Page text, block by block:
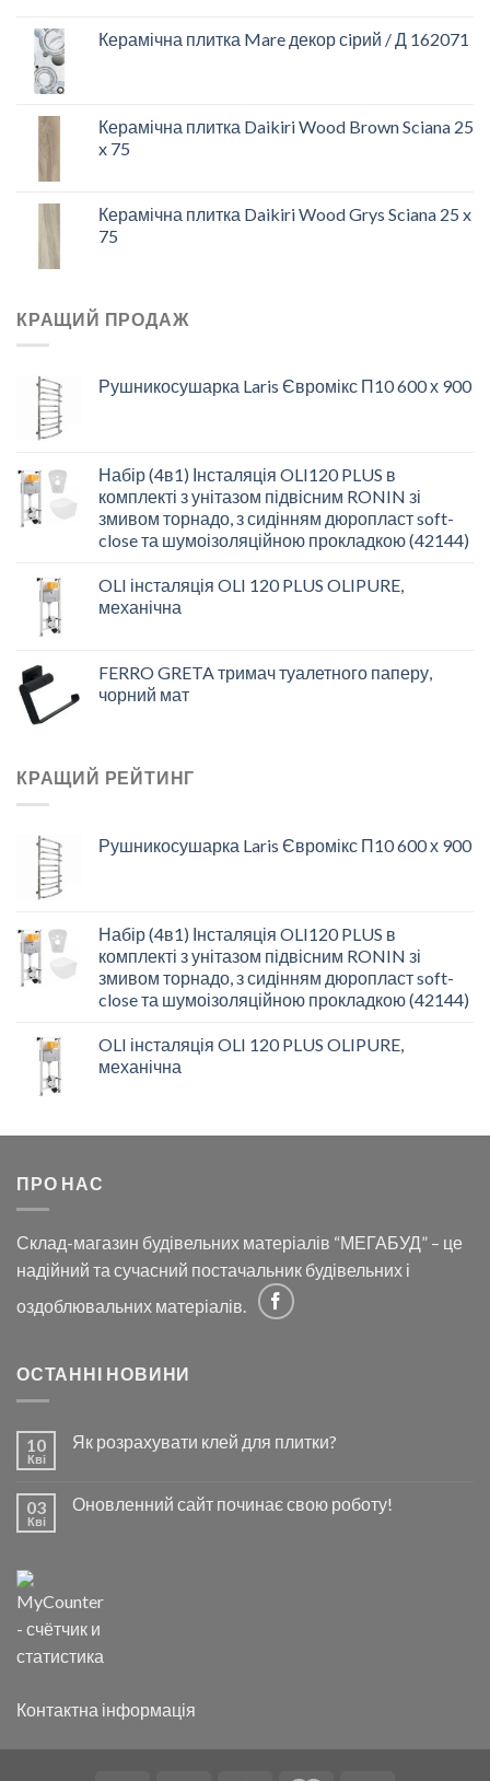
Керамічна плитка Mare декор сiрий / Д 162071
Керамічна плитка Daikiri Wood Brown Sciana 25
x 75
Керамічна плитка Daikiri Wood Grys Sciana 25 x
75
КРАЩИЙ ПРОДАЖ
Рушникосушарка Laris Євромікс П10 600 х 900
Набір (4в1) Інсталяція OLI120 PLUS в
комплекті з унітазом підвісним RONIN зі
змивом торнадо, з сидінням дюропласт soft-
close та шумоізоляційною прокладкою (42144)
OLI інсталяція OLI 120 PLUS OLIPURE,
механічна
FERRO GRETA тримач туалетного паперу,
чорний мат
КРАЩИЙ РЕЙТИНГ
Рушникосушарка Laris Євромікс П10 600 х 900
Набір (4в1) Інсталяція OLI120 PLUS в
комплекті з унітазом підвісним RONIN зі
змивом торнадо, з сидінням дюропласт soft-
close та шумоізоляційною прокладкою (42144)
OLI інсталяція OLI 120 PLUS OLIPURE,
механічна
ПРО НАС
Склад-магазин будівельних матеріалів “МЕГАБУД” – це
надійний та сучасний постачальник будівельних і
оздоблювальних матеріалів.
ОСТАННІ НОВИНИ
10
Кві
Як розрахувати клей для плитки?
03
Кві
Оновленний сайт починає свою роботу!
Контактна інформація